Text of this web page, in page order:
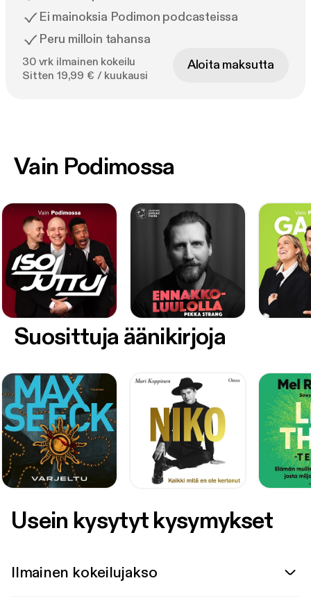
Ei mainoksia Podimon podcasteissa
Peru milloin tahansa
30 vrk ilmainen kokeilu
Sitten 19,99 € / kuukausi
Aloita maksutta
Vain Podimossa
Suosittuja äänikirjoja
Usein kysytyt kysymykset
Ilmainen kokeilujakso